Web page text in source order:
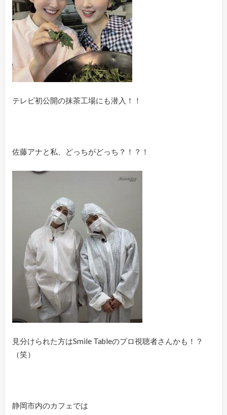
テレビ初公開の抹茶工場にも潜入！！
佐藤アナと私、どっちがどっち？！？！
見分けられた方はSmile Tableのプロ視聴者さんかも！？
（笑）
静岡市内のカフェでは